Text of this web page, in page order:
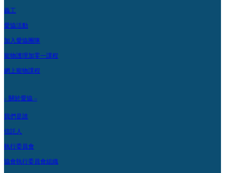
義工
愛協活動
加入愛協團隊
寵物護理加零一課程
網上寵物課程
– 關於愛協 –
我們是誰
信託人
執行委員會
協會執行委員會組織